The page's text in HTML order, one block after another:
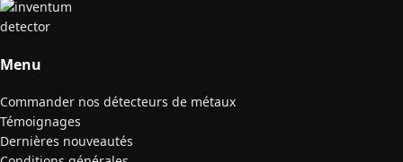
Menu
Commander nos détecteurs de métaux
Témoignages
Dernières nouveautés